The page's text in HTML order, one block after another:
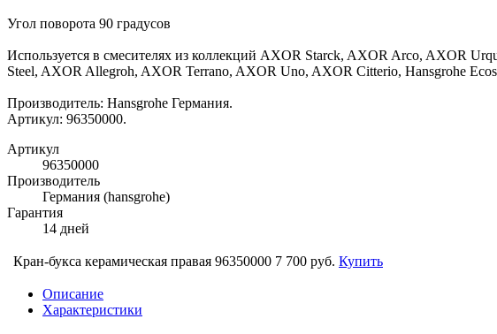
Угол поворота 90 градусов
Используется в смесителях из коллекций AXOR Starck, AXOR Arco, AXOR
Steel, AXOR Allegroh, AXOR Terrano, AXOR Uno, AXOR Citterio, Hansgrohe
Производитель: Hansgrohe Германия.
Артикул: 96350000.
Артикул
96350000
Производитель
Германия (hansgrohe)
Гарантия
14 дней
Кран-букса керамическая правая 96350000 7 700 руб. Купить
Описание
Характеристики